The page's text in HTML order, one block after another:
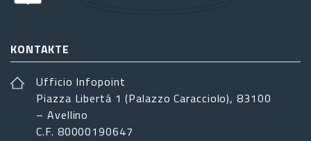
KONTAKTE
Ufficio Infopoint
Piazza Libertá 1 (Palazzo Caracciolo), 83100
– Avellino
C.F. 80000190647